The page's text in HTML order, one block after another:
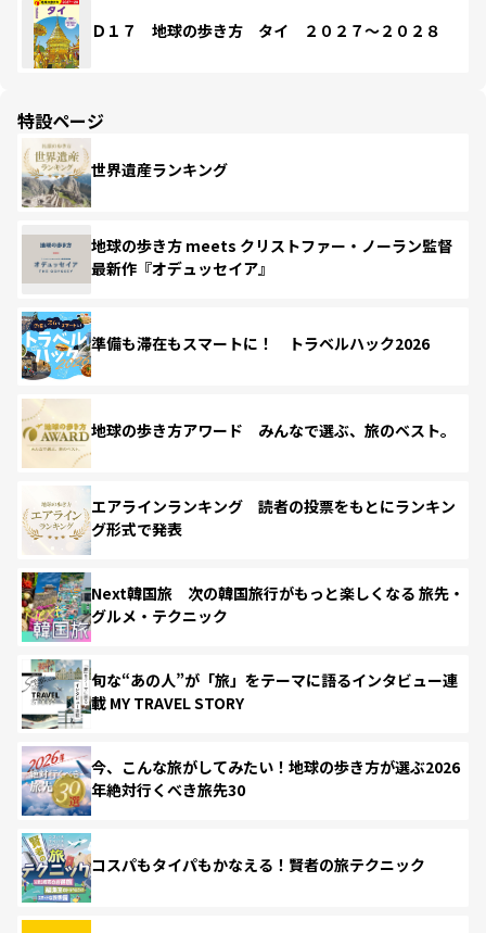
Ｄ１７ 地球の歩き方 タイ ２０２７～２０２８
特設ページ
世界遺産ランキング
地球の歩き方 meets クリストファー・ノーラン監督
最新作『オデュッセイア』
準備も滞在もスマートに！ トラベルハック2026
地球の歩き方アワード みんなで選ぶ、旅のベスト。
エアラインランキング 読者の投票をもとにランキン
グ形式で発表
Next韓国旅 次の韓国旅行がもっと楽しくなる 旅先・
グルメ・テクニック
旬な“あの人”が「旅」をテーマに語るインタビュー連
載 MY TRAVEL STORY
今、こんな旅がしてみたい！地球の歩き方が選ぶ2026
年絶対行くべき旅先30
コスパもタイパもかなえる！賢者の旅テクニック